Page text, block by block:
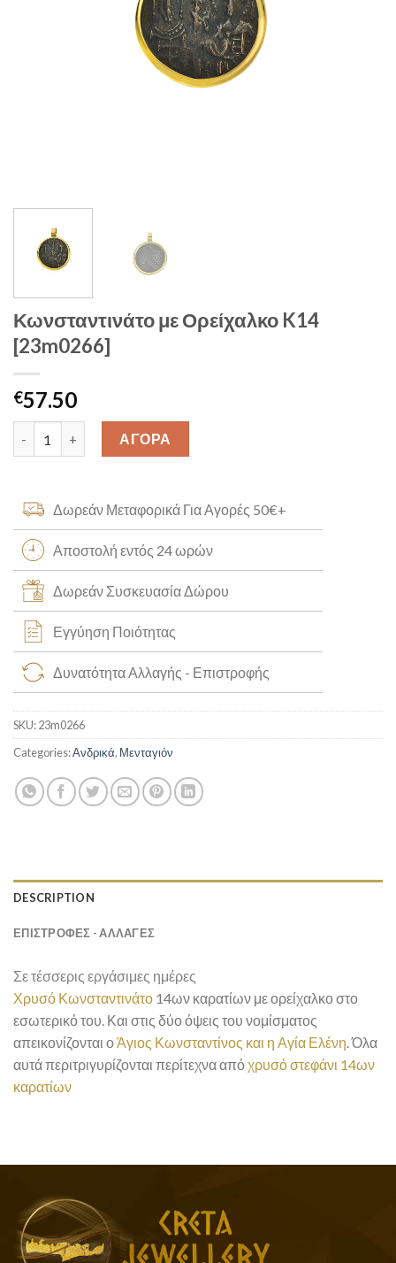
Κωνσταντινάτο με Ορείχαλκο K14
[23m0266]
€57.50
Κωνσταντινάτο με Ορείχαλκο K14 [23m0266] quantity
ΑΓΟΡΑ
Δωρεάν Μεταφορικά Για Αγορές 50€+
Αποστολή εντός 24 ωρών
Δωρεάν Συσκευασία Δώρου
Εγγύηση Ποιότητας
Δυνατότητα Αλλαγής - Επιστροφής
SKU:23m0266
Categories:Ανδρικά, Μενταγιόν
DESCRIPTION
ΕΠΙΣΤΡΟΦΕΣ - ΑΛΛΑΓΕΣ
Σε τέσσερις εργάσιμες ημέρες
Χρυσό Κωνσταντινάτο 14ων καρατίων με ορείχαλκο στο
εσωτερικό του. Και στις δύο όψεις του νομίσματος
απεικονίζονται οΆγιος Κωνσταντίνος και η Αγία Ελένη. Όλα
αυτά περιτριγυρίζονται περίτεχνα απόχρυσό στεφάνι 14ων
καρατίων